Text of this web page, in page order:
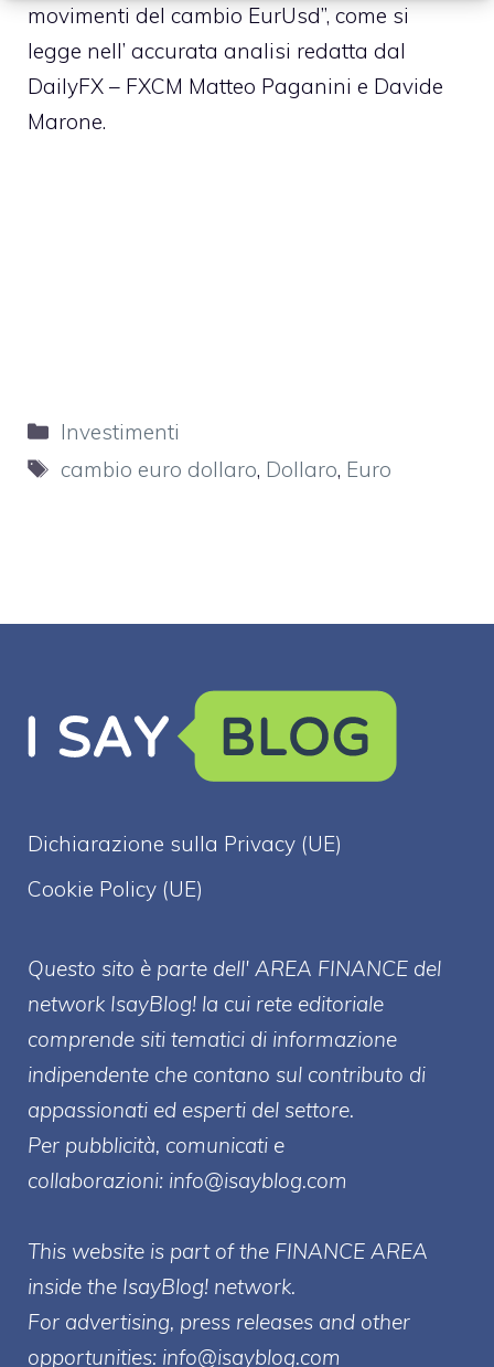
movimenti del cambio EurUsd”, come si
legge nell’ accurata analisi redatta dal
DailyFX – FXCM Matteo Paganini e Davide
Marone.
Categorie
Investimenti
Tag
cambio euro dollaro, Dollaro, Euro
Dichiarazione sulla Privacy (UE)
Cookie Policy (UE)
Questo sito è parte dell' AREA FINANCE del
network IsayBlog! la cui rete editoriale
comprende siti tematici di informazione
indipendente che contano sul contributo di
appassionati ed esperti del settore.
Per pubblicità, comunicati e
collaborazioni: info@isayblog.com
This website is part of the FINANCE AREA
inside the IsayBlog! network.
For advertising, press releases and other
opportunities: info@isayblog.com